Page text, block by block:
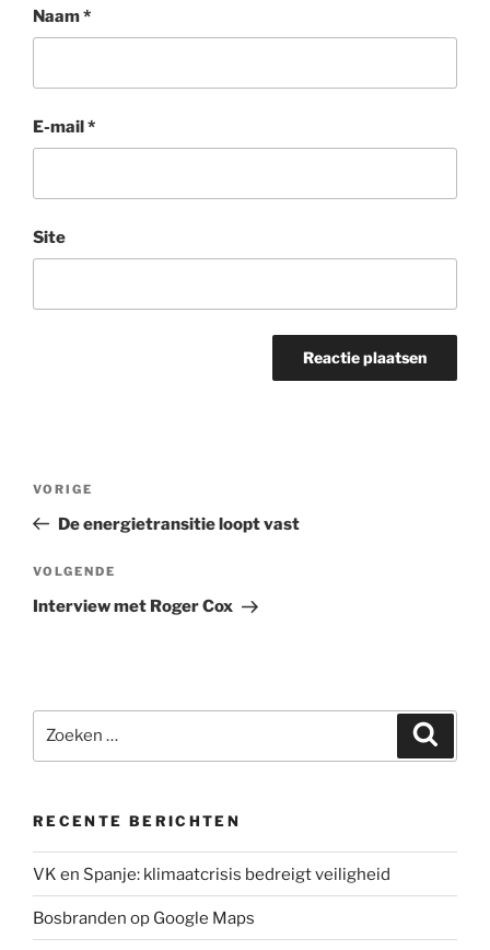
Naam*
E-mail*
Site
Bericht
Vorig
bericht
VORIGE
De energietransitie loopt vast
Volgend
bericht
VOLGENDE
Interview met Roger Cox
naar:
RECENTE BERICHTEN
VK en Spanje: klimaatcrisis bedreigt veiligheid
Bosbranden op Google Maps